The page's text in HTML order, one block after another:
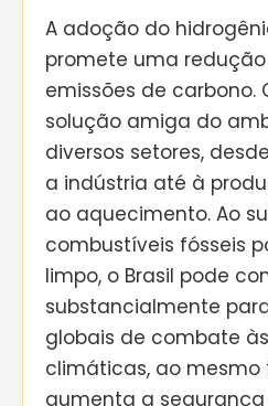
A adoção do
promete uma
emissões de carbono.
solução amiga do
diversos setores,
a indústria até à
ao aquecimento. Ao
combustíveis fósseis
limpo, o Brasil pode
substancialmente
globais de combate
climáticas, ao mesmo
aumenta a